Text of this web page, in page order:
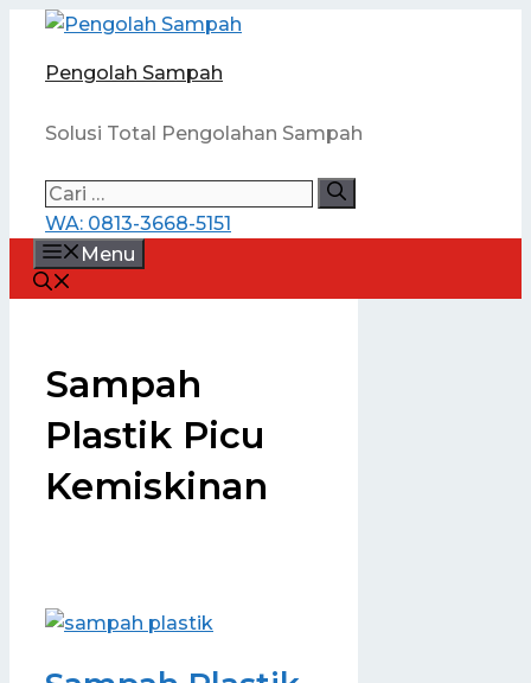
Langsung
Pengolah Sampah
Solusi Total Pengolahan Sampah
Cari
untuk:
WA: 0813-3668-5151
Menu
Sampah
Plastik Picu
Kemiskinan